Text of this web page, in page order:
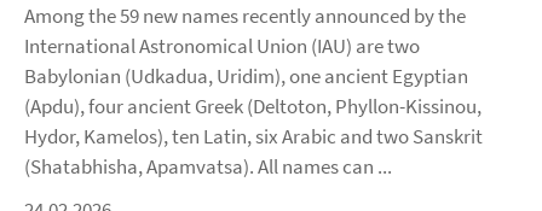
Among the 59 new names recently announced by the
International Astronomical Union (IAU) are two
Babylonian (Udkadua, Uridim), one ancient Egyptian
(Apdu), four ancient Greek (Deltoton, Phyllon-Kissinou,
Hydor, Kamelos), ten Latin, six Arabic and two Sanskrit
(Shatabhisha, Apamvatsa). All names can ...